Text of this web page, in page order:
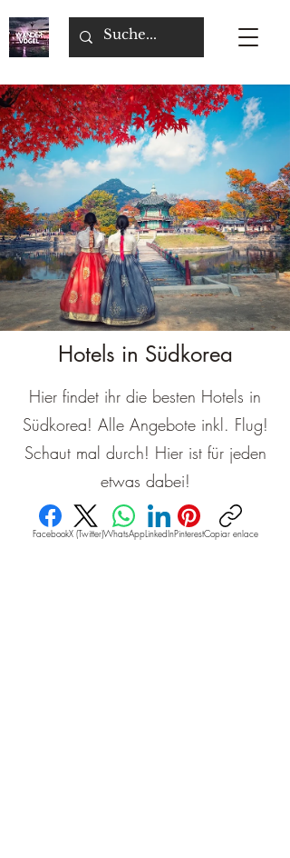
Hotels in Südkorea
Hier findet ihr die besten Hotels in
Südkorea! Alle Angebote inkl. Flug!
Schaut mal durch! Hier ist für jeden
etwas dabei!
FacebookX (Twitter)WhatsAppLinkedInPinterestCopiar enlace